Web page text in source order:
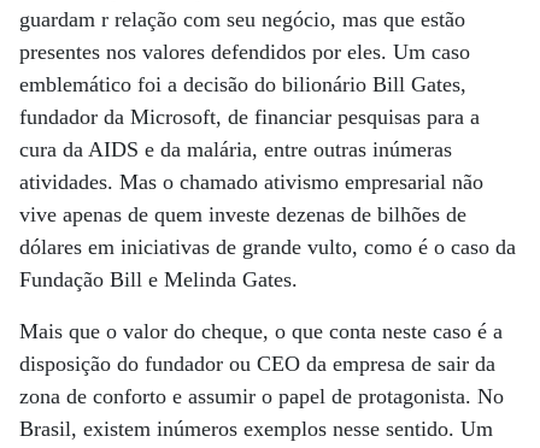
guardam r relação com seu negócio, mas que estão
presentes nos valores defendidos por eles. Um caso
emblemático foi a decisão do bilionário Bill Gates,
fundador da Microsoft, de financiar pesquisas para a
cura da AIDS e da malária, entre outras inúmeras
atividades. Mas o chamado ativismo empresarial não
vive apenas de quem investe dezenas de bilhões de
dólares em iniciativas de grande vulto, como é o caso da
Fundação Bill e Melinda Gates.
Mais que o valor do cheque, o que conta neste caso é a
disposição do fundador ou CEO da empresa de sair da
zona de conforto e assumir o papel de protagonista. No
Brasil, existem inúmeros exemplos nesse sentido. Um